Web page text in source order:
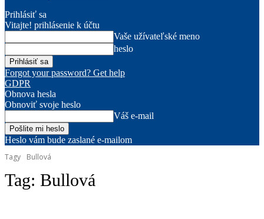
Prihlásiť sa
Vitajte! prihlásenie k účtu
Vaše užívateľské meno
heslo
Forgot your password? Get help
GDPR
Obnova hesla
Obnoviť svoje heslo
Váš e-mail
Heslo vám bude zaslané e-mailom
Tagy
Bullová
Tag: Bullová